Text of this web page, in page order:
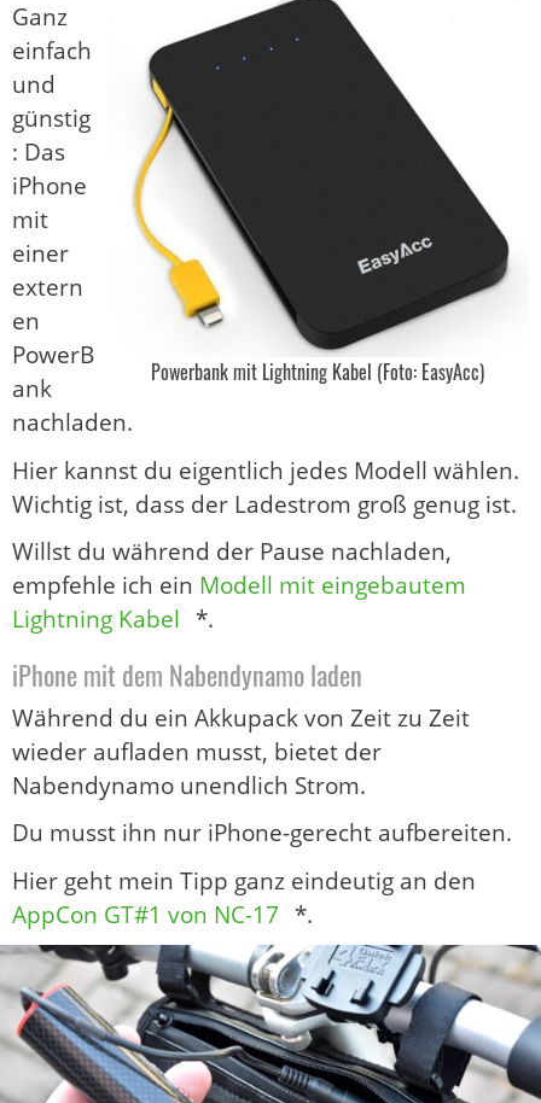
Powerbank mit Lightning Kabel (Foto: EasyAcc)
Ganz
einfach
und
günstig
: Das
iPhone
mit
einer
extern
en
PowerB
ank
nachladen.
Hier kannst du eigentlich jedes Modell wählen.
Wichtig ist, dass der Ladestrom groß genug ist.
Willst du während der Pause nachladen,
empfehle ich ein Modell mit eingebautem
Lightning Kabel *.
iPhone mit dem Nabendynamo laden
Während du ein Akkupack von Zeit zu Zeit
wieder aufladen musst, bietet der
Nabendynamo unendlich Strom.
Du musst ihn nur iPhone-gerecht aufbereiten.
Hier geht mein Tipp ganz eindeutig an den
AppCon GT#1 von NC-17 *.